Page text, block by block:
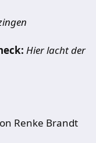
Hier lacht der
Renke Brandt